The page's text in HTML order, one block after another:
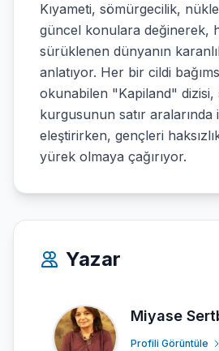
Kıyameti, sömürgecilik,
güncel konulara değinerek,
sürüklenen dünyanın
anlatıyor. Her bir cildi
okunabilen "Kapiland" dizisi,
kurgusunun satır aralarında
eleştirirken, gençleri
yürek olmaya çağırıyor.
Yazar
Miyase
Profili Görüntüle